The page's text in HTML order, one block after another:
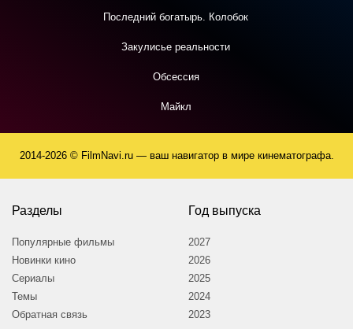
Последний богатырь. Колобок
Закулисье реальности
Обсессия
Майкл
2014-2026 © FilmNavi.ru — ваш навигатор в мире кинематографа.
Разделы
Популярные фильмы
Новинки кино
Сериалы
Темы
Обратная связь
Год выпуска
2027
2026
2025
2024
2023